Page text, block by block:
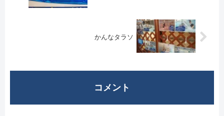
かんなタラソ
コメント